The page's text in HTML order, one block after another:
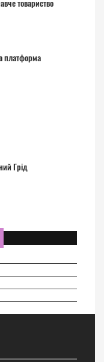
товариство
платформа
Грід